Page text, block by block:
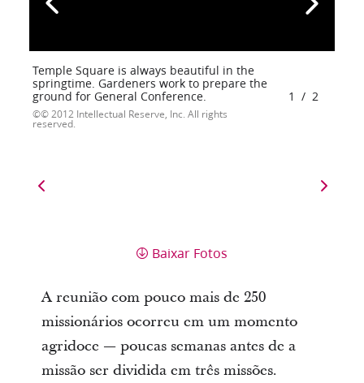
Temple Square is always beautiful in the
springtime. Gardeners work to prepare the
ground for General Conference.
© 2012 Intellectual Reserve, Inc. All rights
reserved.
1 / 2
Baixar Fotos
A reunião com pouco mais de 250
missionários ocorreu em um momento
agridoce — poucas semanas antes de a
missão ser dividida em três missões.